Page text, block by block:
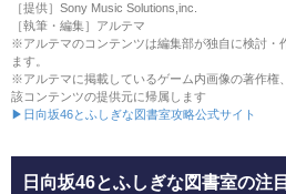
［提供］Sony Music Solutions,inc.
［執筆・編集］アルテマ
※アルテマのコンテンツは編集部が独自に検討・
ます。
※アルテマに掲載しているゲーム内画像の著作権
該コンテンツの提供元に帰属します
▶日向坂46とふしぎな図書室攻略公式サイト
日向坂46とふしぎな図書室の注